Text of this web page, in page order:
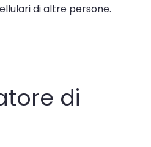
di altre persone.
di